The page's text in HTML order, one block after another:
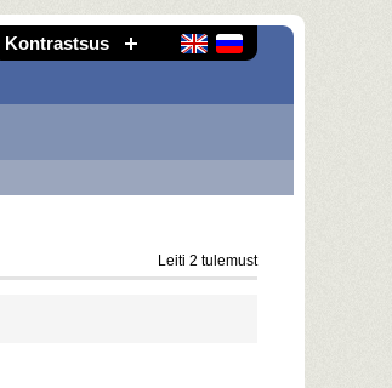
Kontrastsus
Leiti 2 tulemust